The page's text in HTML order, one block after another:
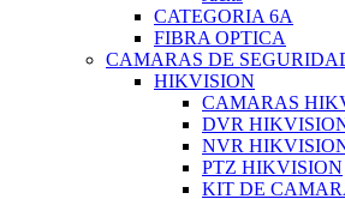
CATEGORIA 6A
FIBRA OPTICA
CAMARAS DE
HIKVISION
CAMARAS
DVR
NVR
PTZ HIKVISION
KIT DE